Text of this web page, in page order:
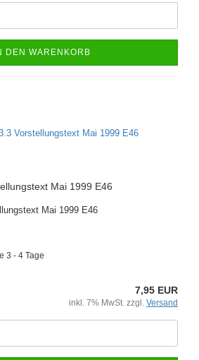
DEN WARENKORB
Mai 1999 E46
Mai 1999 E46
3 - 4 Tage
7,95 EUR
inkl. 7% MwSt. zzgl. Versand